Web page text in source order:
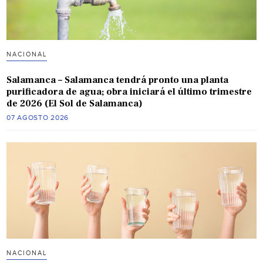
NACIONAL
Salamanca – Salamanca tendrá pronto una planta
purificadora de agua; obra iniciará el último trimestre
de 2026 (El Sol de Salamanca)
07 AGOSTO 2026
NACIONAL